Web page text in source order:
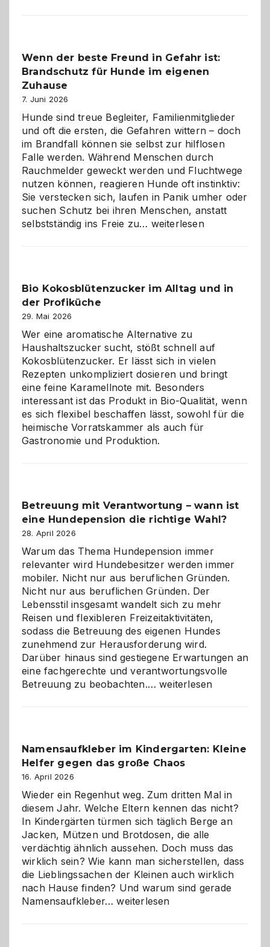
und
herzlich
Wenn der beste Freund in Gefahr ist:
Brandschutz für Hunde im eigenen
Zuhause
7. Juni 2026
Hunde sind treue Begleiter, Familienmitglieder
und oft die ersten, die Gefahren wittern – doch
im Brandfall können sie selbst zur hilflosen
Falle werden. Während Menschen durch
Rauchmelder geweckt werden und Fluchtwege
nutzen können, reagieren Hunde oft instinktiv:
Sie verstecken sich, laufen in Panik umher oder
suchen Schutz bei ihren Menschen, anstatt
selbstständig ins Freie zu… Wenn
Gefahr
für
Hunde
im
eigenen
Zuhause
weiterlesen
Bio Kokosblütenzucker im Alltag und in
der Profiküche
29. Mai 2026
Wer eine aromatische Alternative zu
Haushaltszucker sucht, stößt schnell auf
Kokosblütenzucker. Er lässt sich in vielen
Rezepten unkompliziert dosieren und bringt
eine feine Karamellnote mit. Besonders
interessant ist das Produkt in Bio-Qualität, wenn
es sich flexibel beschaffen lässt, sowohl für die
heimische Vorratskammer als auch für
Gastronomie und Produktion.
Betreuung mit Verantwortung – wann ist
eine Hundepension die richtige Wahl?
28. April 2026
Warum das Thema Hundepension immer
relevanter wird Hundebesitzer werden immer
mobiler. Nicht nur aus beruflichen Gründen.
Nicht nur aus beruflichen Gründen. Der
Lebensstil insgesamt wandelt sich zu mehr
Reisen und flexibleren Freizeitaktivitäten,
sodass die Betreuung des eigenen Hundes
zunehmend zur Herausforderung wird.
Darüber hinaus sind gestiegene Erwartungen an
eine fachgerechte und verantwortungsvolle
Betreuung zu beobachten.…Betreuung
ist
eine
die
richtige
Wahl?
weiterlesen
Namensaufkleber im Kindergarten: Kleine
Helfer gegen das große Chaos
16. April 2026
Wieder ein Regenhut weg. Zum dritten Mal in
diesem Jahr. Welche Eltern kennen das nicht?
In Kindergärten türmen sich täglich Berge an
Jacken, Mützen und Brotdosen, die alle
verdächtig ähnlich aussehen. Doch muss das
wirklich sein? Wie kann man sicherstellen, dass
die Lieblingssachen der Kleinen auch wirklich
nach Hause finden? Und warum sind gerade
Namensaufkleber…Namensaufkleber
weiterlesen